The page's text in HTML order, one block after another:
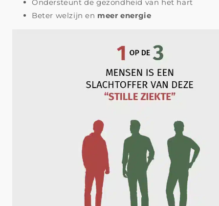
Ondersteunt de gezondheid van het hart
Beter welzijn en meer energie